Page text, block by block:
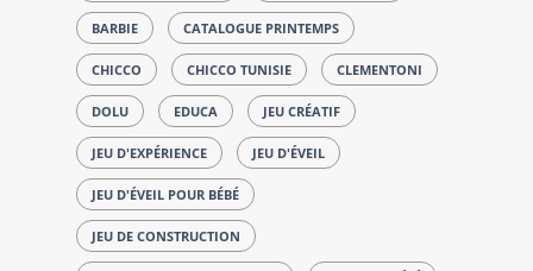
BARBIE CATALOGUE PRINTEMPS
CHICCO CHICCO TUNISIE CLEMENTONI
DOLU EDUCA JEU CRÉATIF
JEU D'EXPÉRIENCE JEU D'ÉVEIL
JEU D'ÉVEIL POUR BÉBÉ
JEU DE CONSTRUCTION